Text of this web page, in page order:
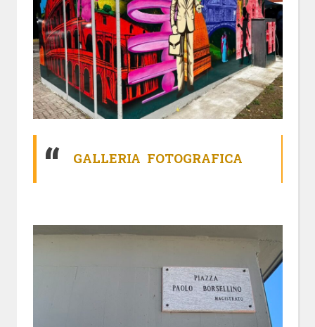
GALLERIA FOTOGRAFICA